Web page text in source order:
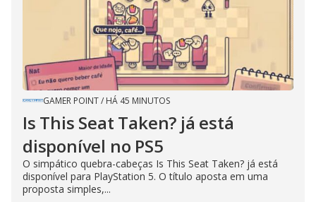
GAMER POINT/ HÁ 45 MINUTOS
Is This Seat Taken? já está
disponível no PS5
O simpático quebra-cabeças Is This Seat Taken? já está
disponível para PlayStation 5. O título aposta em uma
proposta simples,...